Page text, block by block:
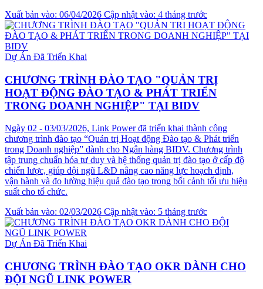
Xuất bản vào: 06/04/2026 Cập nhật vào: 4 tháng trước
Dự Án Đã Triển Khai
CHƯƠNG TRÌNH ĐÀO TẠO "QUẢN TRỊ
HOẠT ĐỘNG ĐÀO TẠO & PHÁT TRIỂN
TRONG DOANH NGHIỆP" TẠI BIDV
Ngày 02 - 03/03/2026, Link Power đã triển khai thành công
chương trình đào tạo “Quản trị Hoạt động Đào tạo & Phát triển
trong Doanh nghiệp” dành cho Ngân hàng BIDV. Chương trình
tập trung chuẩn hóa tư duy và hệ thống quản trị đào tạo ở cấp độ
chiến lược, giúp đội ngũ L&D nâng cao năng lực hoạch định,
vận hành và đo lường hiệu quả đào tạo trong bối cảnh tối ưu hiệu
suất cho tổ chức.
Xuất bản vào: 02/03/2026 Cập nhật vào: 5 tháng trước
Dự Án Đã Triển Khai
CHƯƠNG TRÌNH ĐÀO TẠO OKR DÀNH CHO
ĐỘI NGŨ LINK POWER